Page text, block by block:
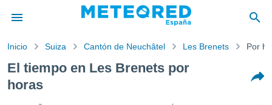
por
para
la
Inicio Suiza Cantón de Neuchâtel Les Brenets Por
El tiempo en Les Brenets por
horas